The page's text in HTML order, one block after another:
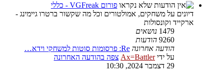
פורום VGFreak - כללי
דיונים על משחקים, אמולטורים וכל מה שקשור ברטרו גיימינג -
ארקייד וקונסולות
1479 נושאים
9260 הודעות
הודעה אחרונה Re: פרסומות סוטות למשחקי וידא…
על ידיAx=Battler צפה בהודעה האחרונה
29 דצמבר 2024, 10:30